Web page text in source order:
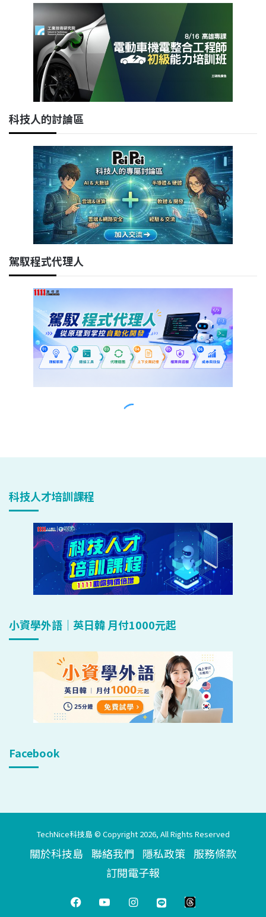
科技人才培訓課程
小資學外語｜英日韓 月付1000元起
Facebook
TechNice科技島 © Copyright 2026, All Rights Reserved
關於科技島 聯絡我們 隱私政策 服務條款
訂閱電子報